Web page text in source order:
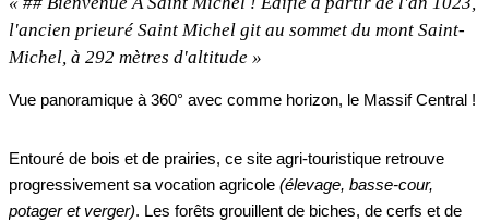
l'ancien prieuré Saint Michel git au sommet du mont Saint-
Michel, à 292 mètres d'altitude »
Vue panoramique à 360° avec comme horizon, le Massif Central !
Entouré de bois et de prairies, ce site agri-touristique retrouve
progressivement sa vocation agricole (élevage, basse-cour,
potager et verger). Les forêts grouillent de biches, de cerfs et de